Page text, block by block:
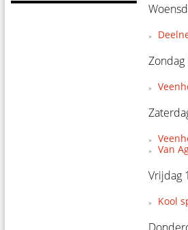
Van
Vrijdag
Kool